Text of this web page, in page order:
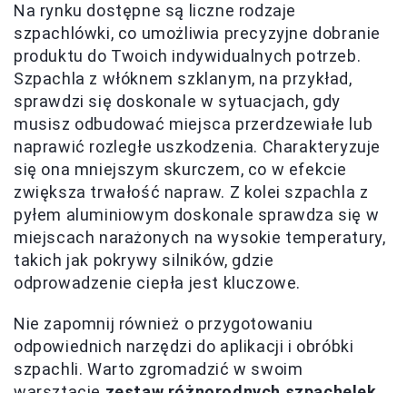
Na rynku dostępne są liczne rodzaje
szpachlówki, co umożliwia precyzyjne dobranie
produktu do Twoich indywidualnych potrzeb.
Szpachla z włóknem szklanym, na przykład,
sprawdzi się doskonale w sytuacjach, gdy
musisz odbudować miejsca przerdzewiałe lub
naprawić rozległe uszkodzenia. Charakteryzuje
się ona mniejszym skurczem, co w efekcie
zwiększa trwałość napraw. Z kolei szpachla z
pyłem aluminiowym doskonale sprawdza się w
miejscach narażonych na wysokie temperatury,
takich jak pokrywy silników, gdzie
odprowadzenie ciepła jest kluczowe.
Nie zapomnij również o przygotowaniu
odpowiednich narzędzi do aplikacji i obróbki
szpachli. Warto zgromadzić w swoim